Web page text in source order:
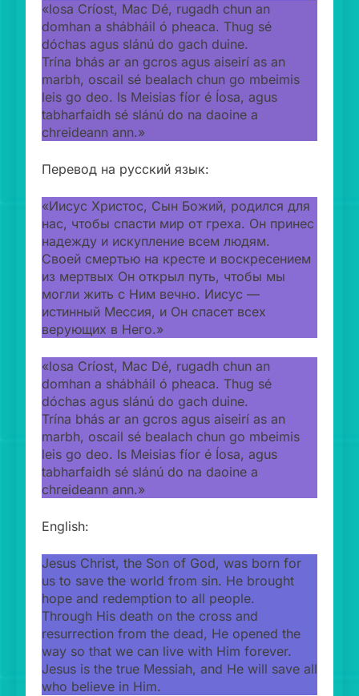
«Iosa Críost, Mac Dé, rugadh chun an
domhan a shábháil ó pheaca. Thug sé
dóchas agus slánú do gach duine.
Trína bhás ar an gcros agus aiseirí as an
marbh, oscail sé bealach chun go mbeimis
leis go deo. Is Meisias fíor é Íosa, agus
tabharfaidh sé slánú do na daoine a
chreideann ann.»
Перевод на русский язык:
«Иисус Христос, Сын Божий, родился для
нас, чтобы спасти мир от греха. Он принес
надежду и искупление всем людям.
Своей смертью на кресте и воскресением
из мертвых Он открыл путь, чтобы мы
могли жить с Ним вечно. Иисус —
истинный Мессия, и Он спасет всех
верующих в Него.»
«Iosa Críost, Mac Dé, rugadh chun an
domhan a shábháil ó pheaca. Thug sé
dóchas agus slánú do gach duine.
Trína bhás ar an gcros agus aiseirí as an
marbh, oscail sé bealach chun go mbeimis
leis go deo. Is Meisias fíor é Íosa, agus
tabharfaidh sé slánú do na daoine a
chreideann ann.»
English:
Jesus Christ, the Son of God, was born for
us to save the world from sin. He brought
hope and redemption to all people.
Through His death on the cross and
resurrection from the dead, He opened the
way so that we can live with Him forever.
Jesus is the true Messiah, and He will save all
who believe in Him.